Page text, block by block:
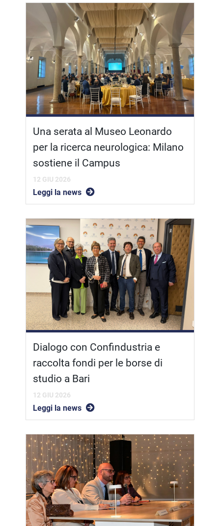
Una serata al Museo Leonardo
per la ricerca neurologica: Milano
sostiene il Campus
12 GIU 2026
Leggi la news
Dialogo con Confindustria e
raccolta fondi per le borse di
studio a Bari
12 GIU 2026
Leggi la news